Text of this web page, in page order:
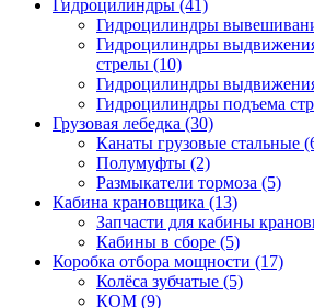
Гидроцилиндры (41)
Гидроцилиндры
Гидроцилиндры
стрелы (10)
Гидроцилиндры
Гидроцилиндры подъема
Грузовая лебедка (30)
Канаты грузовые стальные
Полумуфты (2)
Размыкатели тормоза (5)
Кабина крановщика (13)
Запчасти для кабины
Кабины в сборе (5)
Коробка отбора мощности (17)
Колёса зубчатые (5)
КОМ (9)